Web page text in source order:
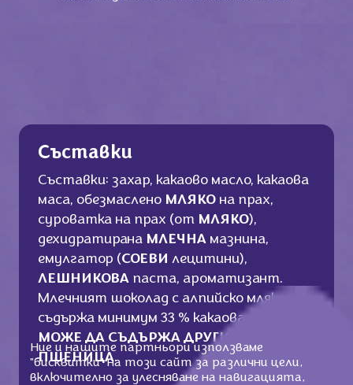
Съставки
Съставки: захар, какаово масло, какаова
маса, обезмаслено МЛЯКО на прах,
суроватка на прах (от МЛЯКО),
дехидратирана МЛЕЧНА мазнина,
емулгатор (СОЕВИ лецитини),
ЛЕШНИКОВА паста, ароматизант.
Млечният шоколад с алпийско мляко
съдържа минимум 33 % какаова маса.
МОЖЕ ДА СЪДЪРЖА ДРУГИ ЯДКИ И
ПШЕНИЦА.
Ние и нашите партньори използваме
"бисквитки" на този сайт за различни цели,
включително за улесняване на навигацията,